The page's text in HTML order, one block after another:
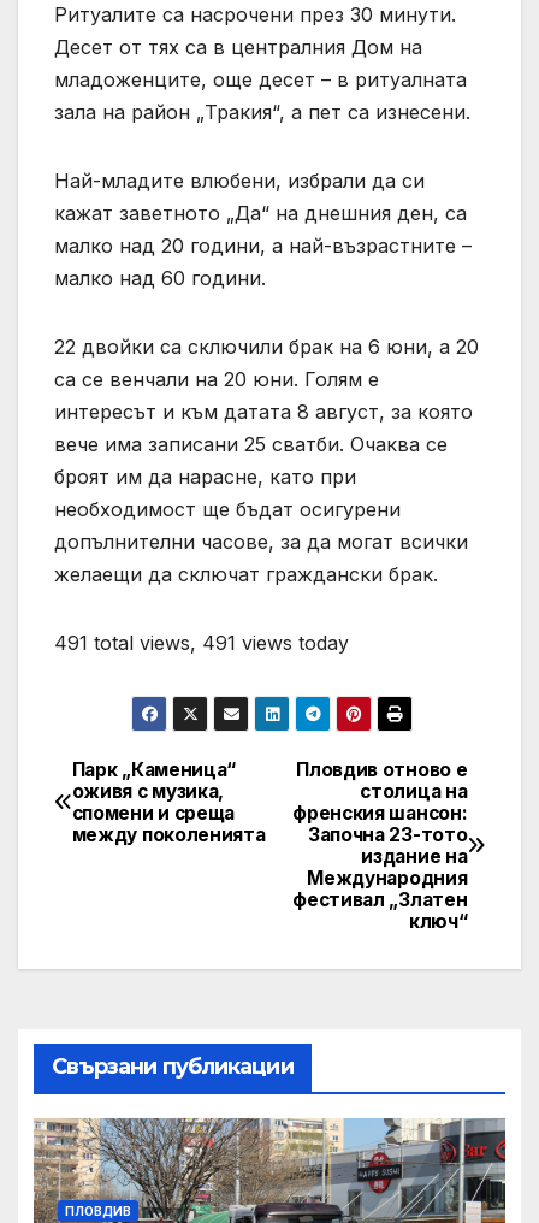
Ритуалите са насрочени през 30 минути.
Десет от тях са в централния Дом на
младоженците, още десет – в ритуалната
зала на район „Тракия“, а пет са изнесени.
Най-младите влюбени, избрали да си
кажат заветното „Да“ на днешния ден, са
малко над 20 години, а най-възрастните –
малко над 60 години.
22 двойки са сключили брак на 6 юни, а 20
са се венчали на 20 юни. Голям е
интересът и към датата 8 август, за която
вече има записани 25 сватби. Очаква се
броят им да нарасне, като при
необходимост ще бъдат осигурени
допълнителни часове, за да могат всички
желаещи да сключат граждански брак.
491 total views, 491 views today
Post
navigation
Пловдив отново е
столица на
френския шансон:
Започна 23-тото
издание на
Международния
фестивал „Златен
ключ“
Парк „Каменица“
оживя с музика,
спомени и среща
между поколенията
Свързани публикации
ПЛОВДИВ